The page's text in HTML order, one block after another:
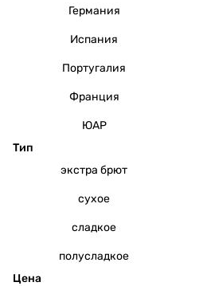
Германия
Испания
Португалия
Франция
ЮАР
Тип
экстра брют
сухое
сладкое
полусладкое
Цена